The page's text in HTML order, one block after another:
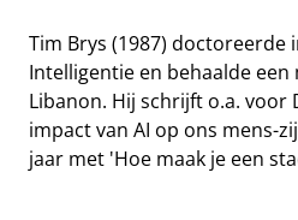
Tim Brys (1987) doctoreerde
Intelligentie en behaalde een
Libanon. Hij schrijft o.a. voor
impact van AI op ons mens-
jaar met 'Hoe maak je een